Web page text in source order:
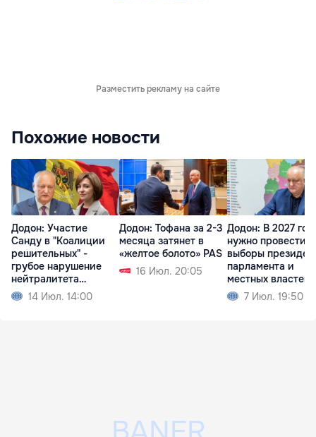
Разместить рекламу на сайте
Похожие новости
Додон: Участие
Санду в "Коалиции
решительных" -
грубое нарушение
нейтралитета
Молдовы
14 Июл. 14:00
Додон: Тофана за 2-3
месяца затянет в
«желтое болото» PAS
16 Июл. 20:05
Додон: В 2027
нужно провести
выборы
парламента и
местных властей
7 Июл. 19:50